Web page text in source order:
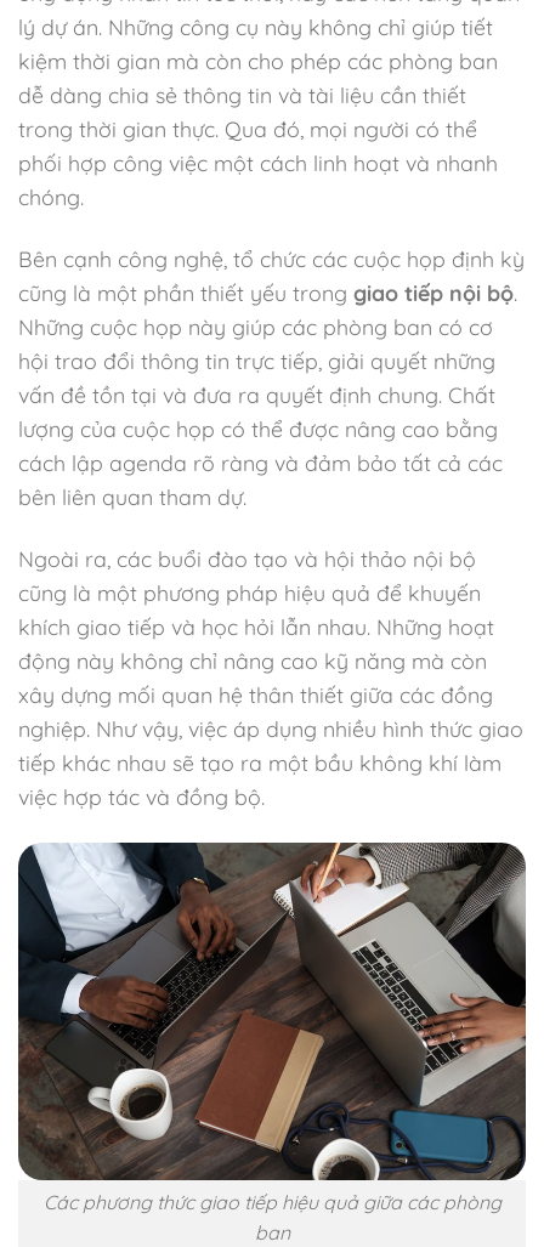
lý dự án. Những công cụ này không chỉ giúp tiết
kiệm thời gian mà còn cho phép các phòng ban
dễ dàng chia sẻ thông tin và tài liệu cần thiết
trong thời gian thực. Qua đó, mọi người có thể
phối hợp công việc một cách linh hoạt và nhanh
chóng.
Bên cạnh công nghệ, tổ chức các cuộc họp định kỳ
cũng là một phần thiết yếu trong giao tiếp nội bộ.
Những cuộc họp này giúp các phòng ban có cơ
hội trao đổi thông tin trực tiếp, giải quyết những
vấn đề tồn tại và đưa ra quyết định chung. Chất
lượng của cuộc họp có thể được nâng cao bằng
cách lập agenda rõ ràng và đảm bảo tất cả các
bên liên quan tham dự.
Ngoài ra, các buổi đào tạo và hội thảo nội bộ
cũng là một phương pháp hiệu quả để khuyến
khích giao tiếp và học hỏi lẫn nhau. Những hoạt
động này không chỉ nâng cao kỹ năng mà còn
xây dựng mối quan hệ thân thiết giữa các đồng
nghiệp. Như vậy, việc áp dụng nhiều hình thức giao
tiếp khác nhau sẽ tạo ra một bầu không khí làm
việc hợp tác và đồng bộ.
Các phương thức giao tiếp hiệu quả giữa các phòng
ban